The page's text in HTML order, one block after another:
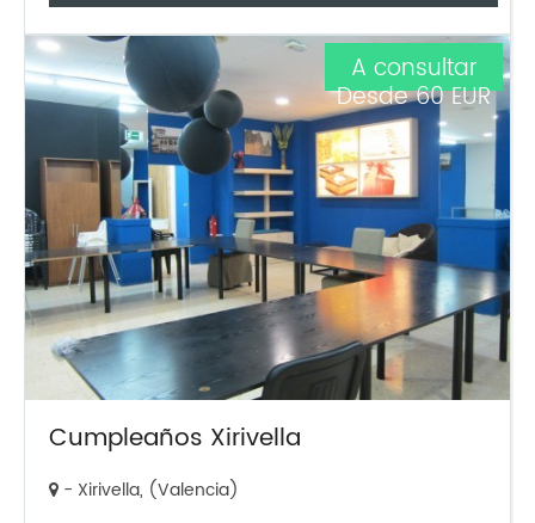
Cumpleaños Xirivella
A consultar
Desde 60 EUR
- Xirivella, (Valencia)